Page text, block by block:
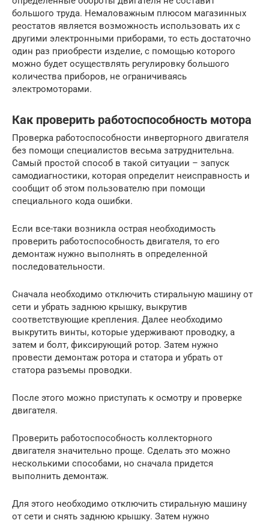
большого труда. Немаловажным плюсом магазинных
реостатов является возможность использовать их с
другими электронными приборами, то есть достаточно
один раз приобрести изделие, с помощью которого
можно будет осуществлять регулировку большого
количества приборов, не ограничиваясь
электромоторами.
Как проверить работоспособность мотора
Проверка работоспособности инверторного двигателя
без помощи специалистов весьма затруднительна.
Самый простой способ в такой ситуации – запуск
самодиагностики, которая определит неисправность и
сообщит об этом пользователю при помощи
специального кода ошибки.
Если все-таки возникла острая необходимость
проверить работоспособность двигателя, то его
демонтаж нужно выполнять в определенной
последовательности.
Сначала необходимо отключить стиральную машину от
сети и убрать заднюю крышку, выкрутив
соответствующие крепления. Далее необходимо
выкрутить винты, которые удерживают проводку, а
затем и болт, фиксирующий ротор. Затем нужно
провести демонтаж ротора и статора и убрать от
статора разъемы проводки.
После этого можно приступать к осмотру и проверке
двигателя.
Проверить работоспособность коллекторного
двигателя значительно проще. Сделать это можно
несколькими способами, но сначала придется
выполнить демонтаж.
Для этого необходимо отключить стиральную машину
от сети и снять заднюю крышку. Затем нужно